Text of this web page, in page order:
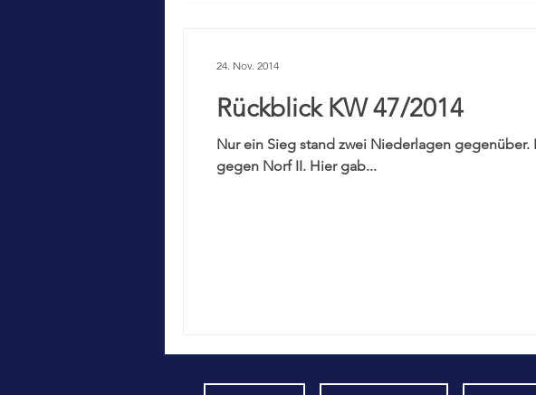
Rückblick KW 47/2014
Nur ein Sieg stand zwei Niederlagen
gegen Norf II. Hier gab...
24. Nov. 2014